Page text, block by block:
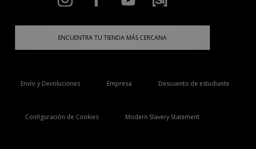
ENCUENTRA TU TIENDA MÁS CERCANA
Envío y Devoluciones Empresa Descuento de estudiante
Configuración de Cookies Modern Slavery Statement